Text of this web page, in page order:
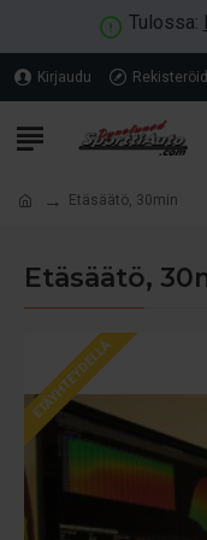
Tulossa:
Kirjaudu
Etäsäätö, 30min
Etäsäätö,
ETÄYHTEYDELLÄ